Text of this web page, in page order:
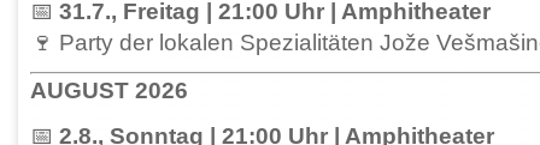
📅 31.7., Freitag | 21:00 Uhr | Amphitheater
🍷 Party der lokalen Spezialitäten Jože
AUGUST 2026
📅 2.8., Sonntag | 21:00 Uhr | Amphitheater